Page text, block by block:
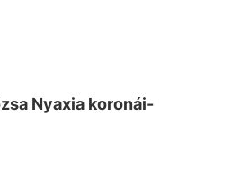
Nyaxia koronái-